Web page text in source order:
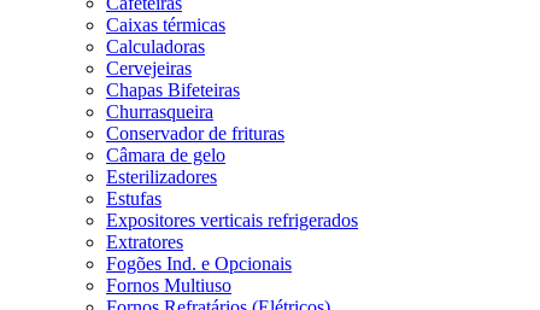
Caixas térmicas
Calculadoras
Cervejeiras
Chapas Bifeteiras
Churrasqueira
Conservador de frituras
Câmara de gelo
Esterilizadores
Estufas
Expositores verticais refrigerados
Extratores
Fogões Ind. e Opcionais
Fornos Multiuso